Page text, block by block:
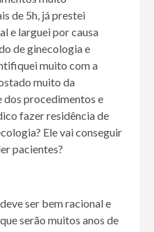
de 5h, já prestei
e larguei por causa
de ginecologia e
muito com a
muito da
procedimentos e
fazer residência de
Ele vai conseguir
pacientes?
ser bem racional e
serão muitos anos de